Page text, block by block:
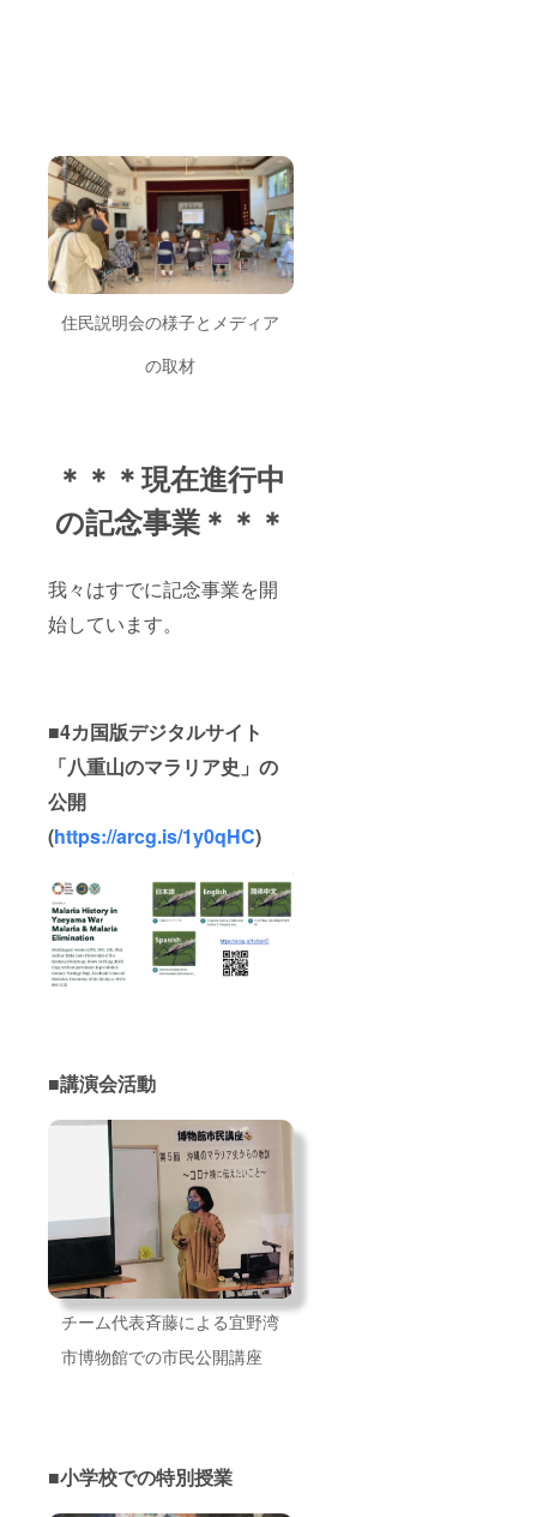
住民説明会の様子とメディア
の取材
＊＊＊現在進行中
の記念事業＊＊＊
我々はすでに記念事業を開
始しています。
■4カ国版デジタルサイト
「八重山のマラリア史」の
公開
(https://arcg.is/1y0qHC)
■講演会活動
チーム代表斉藤による宜野湾
市博物館での市民公開講座
■小学校での特別授業